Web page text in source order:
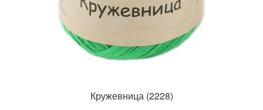
Кружевница (2228)